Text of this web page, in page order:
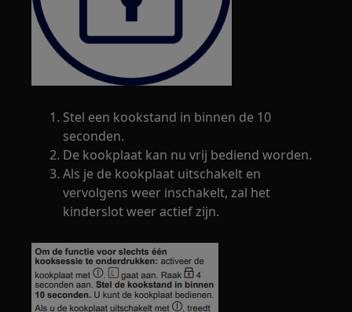
Stel een kookstand in binnen de 10
seconden.
De kookplaat kan nu vrij bediend worden.
Als je de kookplaat uitschakelt en
vervolgens weer inschakelt, zal het
kinderslot weer actief zijn.